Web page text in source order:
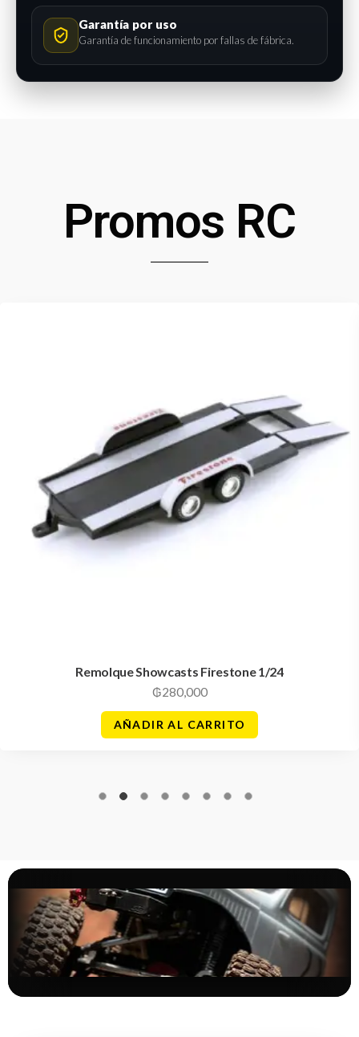
Garantía por uso
Garantía de funcionamiento por fallas de fábrica.
Promos RC
Remolque Showcasts Firestone 1/24
₲280,000
AÑADIR AL CARRITO